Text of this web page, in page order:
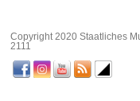
Copyright 2020 Staatliches
2111